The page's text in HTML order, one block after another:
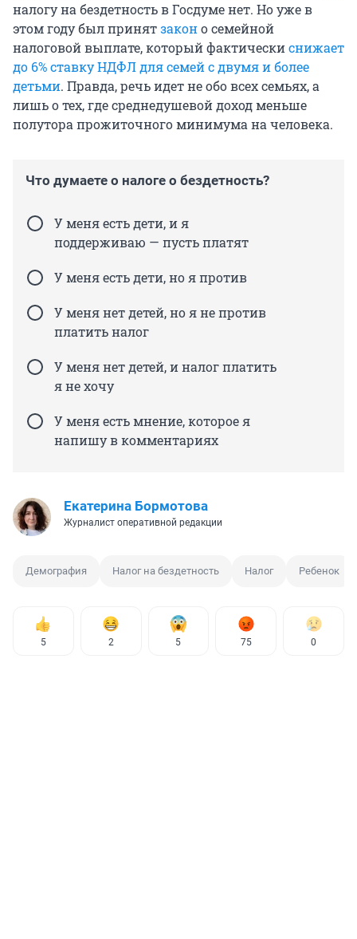
налогу на бездетность в Госдуме нет. Но уже в
этом году был принятзаконо семейной
налоговой выплате, который фактическиснижает
до 6% ставку НДФЛ для семей с двумя и более
детьми. Правда, речь идет не обо всех семьях, а
лишь о тех, где среднедушевой доход меньше
полутора прожиточного минимума на человека.
Что думаете о налоге о бездетность?
У меня есть дети, и я
поддерживаю — пусть платят
У меня есть дети, но я против
У меня нет детей, но я не против
платить налог
У меня нет детей, и налог платить
я не хочу
У меня есть мнение, которое я
напишу в комментариях
Екатерина Бормотова
Журналист оперативной редакции
Демография Налог на бездетность Налог Ребенок
5 2 5 75 0